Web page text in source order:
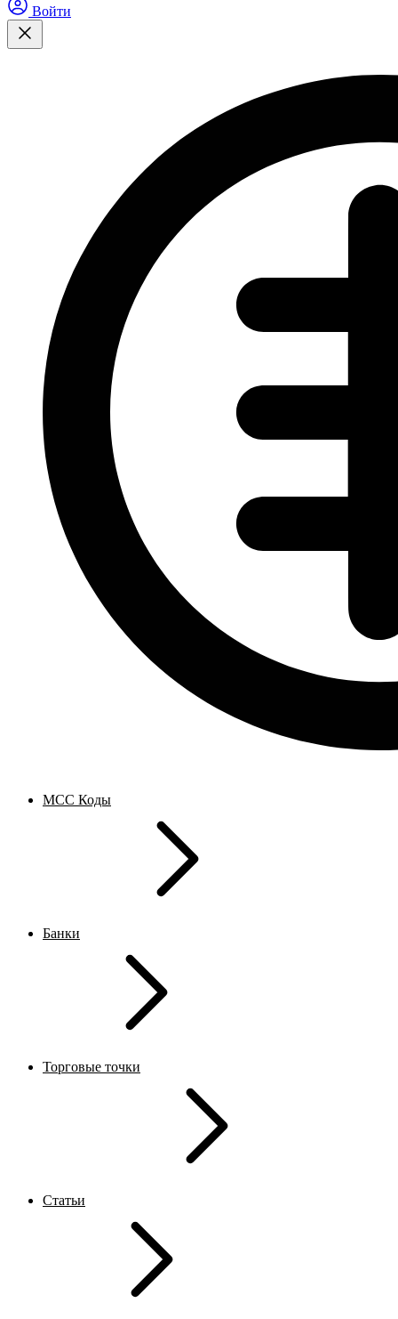
Войти
MCC Коды
Банки
Торговые точки
Статьи